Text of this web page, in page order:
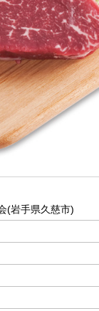
(岩手県久慈市)